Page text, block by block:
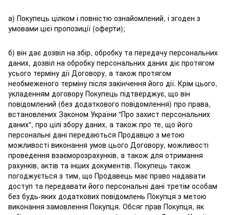
а) Покупець цілком і повністю ознайомлений, і згоден з
умовами цієї пропозиції (оферти);
б) він дає дозвіл на збір, обробку та передачу персональних
даних, дозвіл на обробку персональних даних діє протягом
усього терміну дії Договору, а також протягом
необмеженого терміну після закінчення його дії. Крім цього,
укладенням договору Покупець підтверджує, що він
повідомлений (без додаткового повідомлення) про права,
встановлених Законом України "Про захист персональних
даних", про цілі збору даних, а також про те, що його
персональні дані передаються Продавцю з метою
можливості виконання умов цього Договору, можливості
проведення взаєморозрахунків, а також для отримання
рахунків, актів та інших документів. Покупець також
погоджується з тим, що Продавець має право надавати
доступ та передавати його персональні дані третім особам
без будь-яких додаткових повідомлень Покупця з метою
виконання замовлення Покупця. Обсяг прав Покупця, як